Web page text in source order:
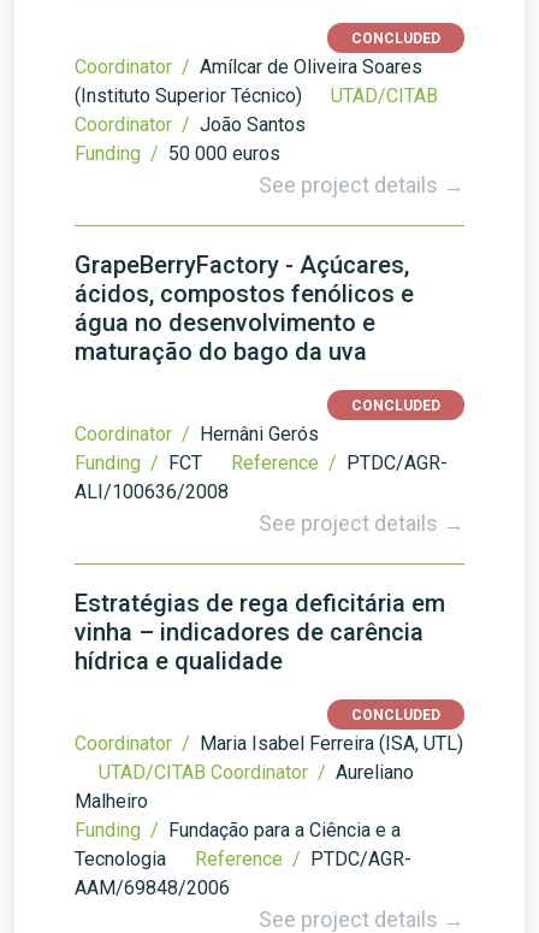
CONCLUDED
Coordinator / Amílcar de Oliveira Soares
(Instituto Superior Técnico)
UTAD/CITAB
Coordinator / João Santos
Funding / 50 000 euros
See project details →
GrapeBerryFactory - Açúcares,
ácidos, compostos fenólicos e
água no desenvolvimento e
maturação do bago da uva
CONCLUDED
Coordinator / Hernâni Gerós
Funding / FCT Reference / PTDC/AGR-
ALI/100636/2008
See project details →
Estratégias de rega deficitária em
vinha – indicadores de carência
hídrica e qualidade
CONCLUDED
Coordinator / Maria Isabel Ferreira (ISA, UTL)
UTAD/CITAB Coordinator / Aureliano
Malheiro
Funding / Fundação para a Ciência e a
Tecnologia
Reference / PTDC/AGR-
AAM/69848/2006
See project details →